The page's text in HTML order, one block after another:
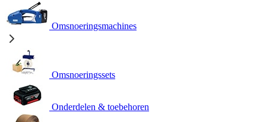
Omsnoeringsmachines
Omsnoeringssets
Onderdelen & toebehoren